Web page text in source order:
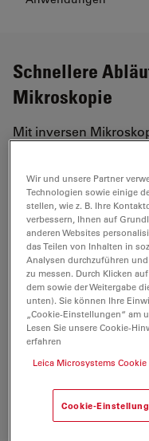
Schnellere
Mikroskopie
Mit inversen
einmal auf die
Vergrößerungen und
da sich die Objektive
besteht ein
Probe.
Zeit sparen
DerProbenwechs
Sie profitieren von
der sich auch
einfach platzieren
Wir und unsere Partner
Technologien sowie einige
stellen, wie z. B. Ihre
verbessern, Ihnen auf
anderen Websites
das Teilen von Inhalten in
Analysen durchzuführen
zu messen. Durch Klicken
dem sowie der Weitergabe
unten). Sie können Ihre
„Cookie-Einstellungen“ am
Lesen Sie unsere Cookie-
erfahren
Leica Microsystems
Cookie-